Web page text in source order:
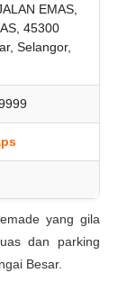
EMAS,
45300
Selangor,
yang gila
dan parking
Besar.